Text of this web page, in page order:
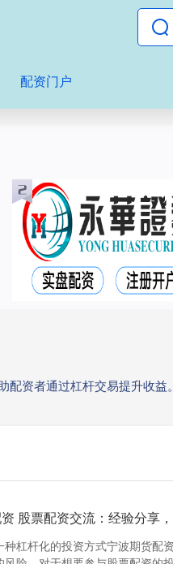
配资门户
资者通过杠杆交易提升收
股票配资交流：经验分享
种杠杆化的投资方式宁波期货配